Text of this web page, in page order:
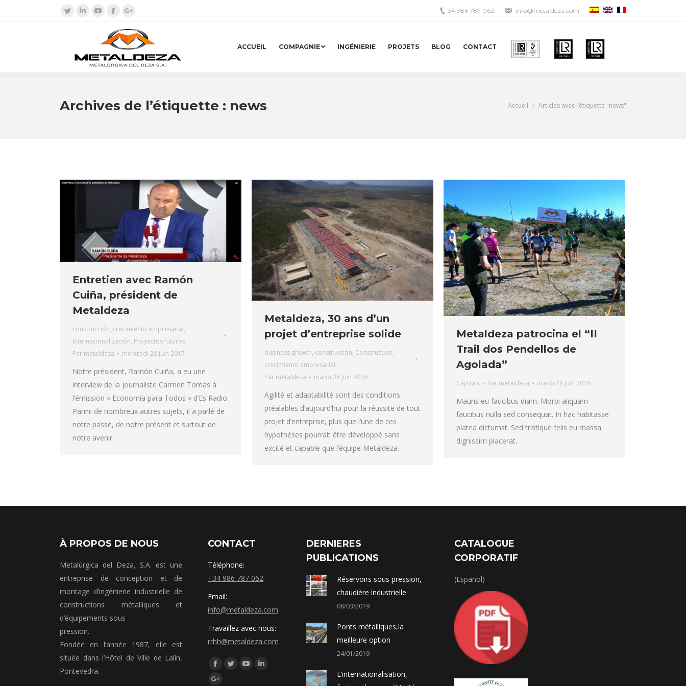
TwitterLinkedInYouTubeFacebook
34 986 787 062 info@metaldeza.com
ACCUEIL COMPAGNIE INGÉNIERIE PROJETS BLOG CONTACT
Archives de l’étiquette : news Accueil Articles avec l’étiquette "news"
Entretien avec Ramón
Cuiña, président de
Metaldeza
construcción, crecimiento empresarial,
Internacionalización, Proyectos futuros
Par metaldeza mercredi 28 juin 2017
Notre président, Ramón Cuiña, a eu une
interview de la journaliste Carmen Tomás à
l’émission « Economía para Todos » d’Es Radio.
Parmi de nombreux autres sujets, il a parlé de
notre passé, de notre présent et surtout de
notre avenir.
Metaldeza, 30 ans d’un
projet d’entreprise solide
business growth, construcción, Construction,
crecimiento empresarial
Par metaldeza mardi 28 juin 2016
Agilité et adaptabilité sont des conditions
préalables d’aujourd’hui pour la réussite de tout
projet d’entreprise, plus que l’une de ces
hypothèses pourrait être développé sans
excité et capable que l’équipe Metaldeza.
Metaldeza patrocina el “II
Trail dos Pendellos de
Agolada”
Capitals Par metaldeza mardi 28 juin 2016
Mauris eu faucibus diam. Morbi aliquam
faucibus nulla sed consequat. In hac habitasse
platea dictumst. Sed tristique felis eu massa
dignissim placerat.
À PROPOS DE NOUS
Metalúrgica del Deza, S.A. est une
entreprise de conception et de
montage d’ingénierie industrielle de
constructions métalliques et
d’équipements sous
pression.
Fondée en l’année 1987, elle est
située dans l’Hôtel de Ville de Lalín,
Pontevedra.
CONTACT
Téléphone:
+34 986 787 062
Email:
info@metaldeza.com
Travaillez avec nous:
rrhh@metaldeza.com
Síguenos en:
Facebook
TwitterYouTube
DERNIERES
PUBLICATIONS
Réservoirs sous pression,
chaudière industrielle
08/03/2019
Ponts métalliques,la
meilleure option
24/01/2019
L’internationalisation,
CATALOGUE
CORPORATIF
(Español)